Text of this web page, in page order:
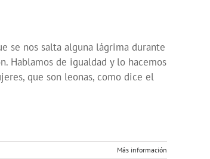
se nos salta alguna lágrima durante
Hablamos de igualdad y lo hacemos
que son leonas, como dice el
Más información